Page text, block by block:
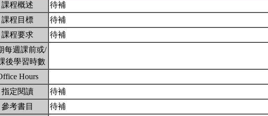
課程概述
待補
課程目標
待補
課程要求
待補
每週課前或/
後學習時數
Hours
指定閱讀
待補
參考書目
待補